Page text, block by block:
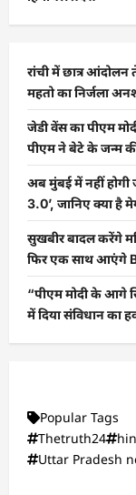
रांची में छात्र आंदोलन
महतो का निर्जला
जेडी वेंस का पीएम
पीएम ने बेटे के जन्म
अब मुंबई में नहीं होगी
3.0’, जानिए क्या है
सुखबीर बादल करेंगे
फिर एक साथ आएंगे
“पीएम मोदी के आगे
में दिया संविधान का
Popular Tags
Thetruth24
Uttar Pradesh